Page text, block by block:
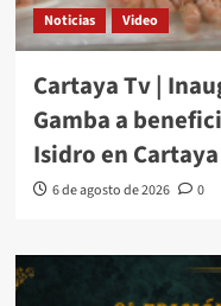
Noticias Video
Cartaya Tv |
Gamba a
Isidro en Cartaya
6 de agosto de 2026 0